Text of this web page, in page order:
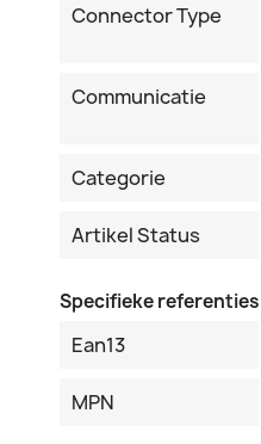
Connector Type
Communicatie
Categorie
Artikel Status
Specifieke referenties
Ean13
MPN